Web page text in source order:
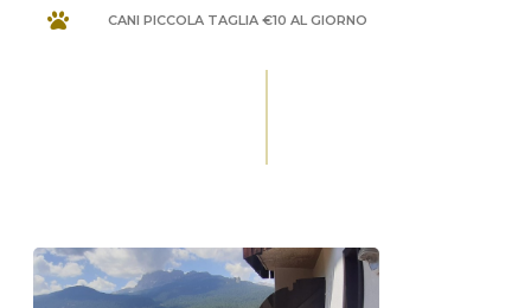
CANI PICCOLA TAGLIA €10 AL GIORNO